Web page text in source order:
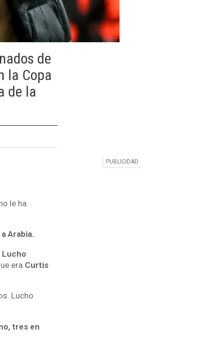
de
la Copa
de la
le ha
Arabia.
Lucho
era Curtis
Lucho
tres en